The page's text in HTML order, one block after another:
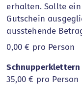
erhalten. Sollte
Gutschein
ausstehende
0,00 € pro Person
Schnupperklettern
35,00 € pro Person